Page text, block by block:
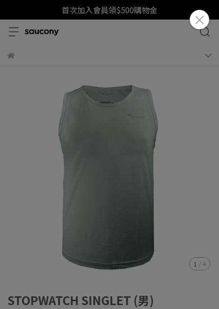
首次加入會員領$500購物金
1 / 4
STOPWATCH SINGLET (男)